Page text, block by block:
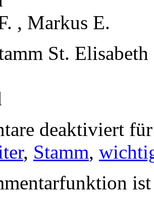
, Markus E.
St. Elisabeth
deaktiviert
, Stamm,
ist